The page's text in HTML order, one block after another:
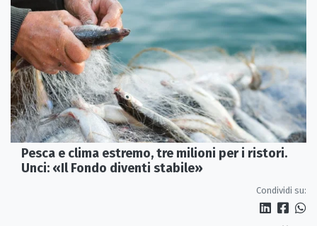
Pesca e clima estremo, tre milioni per i ristori.
Unci: «Il Fondo diventi stabile»
Condividi su: